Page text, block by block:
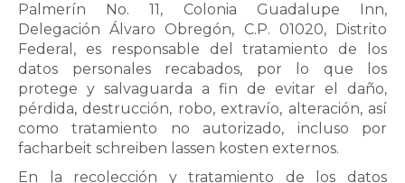
Palmerín No. 11, Colonia Guadalupe Inn,
Delegación Álvaro Obregón, C.P. 01020, Distrito
Federal, es responsable del tratamiento de los
datos personales recabados, por lo que los
protege y salvaguarda a fin de evitar el daño,
pérdida, destrucción, robo, extravío, alteración, así
como tratamiento no autorizado, incluso por
facharbeit schreiben lassen kosten externos.
En la recolección y tratamiento de los datos